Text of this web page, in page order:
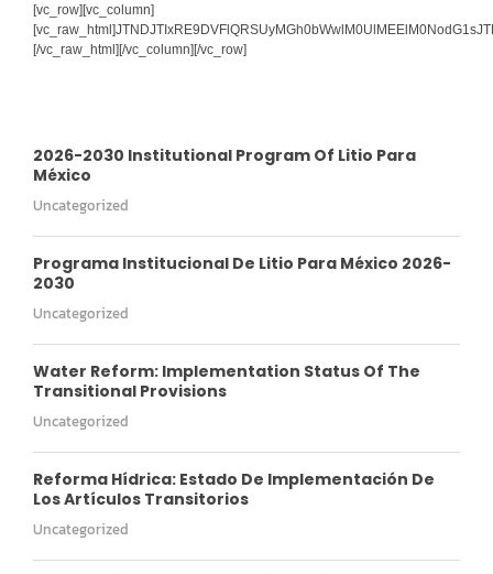
[vc_row][vc_column]
[/vc_raw_html][/vc_column][/vc_row]
2026-2030 Institutional Program Of Litio Para
México
Uncategorized
Programa Institucional De Litio Para México 2026-
2030
Uncategorized
Water Reform: Implementation Status Of The
Transitional Provisions
Uncategorized
Reforma Hídrica: Estado De Implementación De
Los Artículos Transitorios
Uncategorized